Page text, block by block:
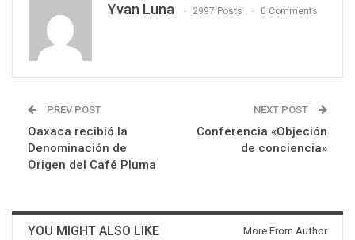
Yvan Luna 2997 Posts 0 Comments
PREV POST
Oaxaca recibió la
Denominación de
Origen del Café Pluma
NEXT POST
Conferencia «Objeción
de conciencia»
YOU MIGHT ALSO LIKE More From Author